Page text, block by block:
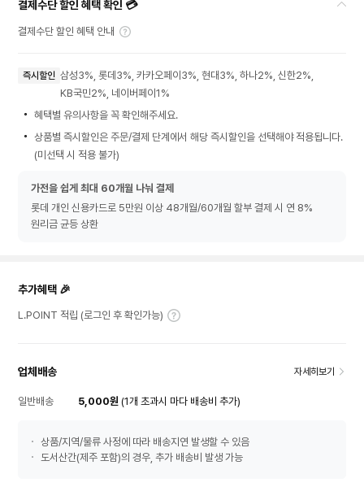
결제수단 할인 혜택 확인 💳
결제수단 할인 혜택 안내
즉시할인 삼성3%, 롯데3%, 카카오페이3%, 현대3%, 하나2%, 신한2%,
KB국민2%, 네이버페이1%
혜택별 유의사항을 꼭 확인해주세요.
상품별 즉시할인은 주문/결제 단계에서 해당 즉시할인을 선택해야 적용됩니다.
(미선택 시 적용 불가)
가전을 쉽게 최대 60개월 나눠 결제
롯데 개인 신용카드로 5만원 이상 48개월/60개월 할부 결제 시 연 8%
원리금 균등 상환
추가혜택 🎉
L.POINT 적립 (로그인 후 확인가능)
업체배송 자세히보기
일반배송 5,000원 (1개 초과시 마다 배송비 추가)
상품/지역/물류 사정에 따라 배송지연 발생할 수 있음
도서산간(제주 포함)의 경우, 추가 배송비 발생 가능